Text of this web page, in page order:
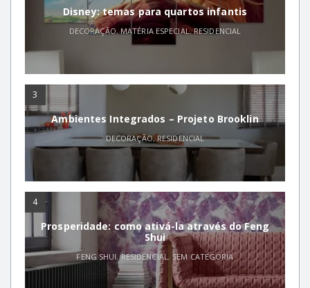
Disney: temas para quartos infantis
DECORAÇÃO,MATÉRIA ESPECIAL,RESIDENCIAL
3
Ambientes Integrados – Projeto Brooklin
DECORAÇÃO,RESIDENCIAL
4
Prosperidade: como ativá-la através do Feng
Shui
FENG SHUI,RESIDENCIAL,SEM CATEGORIA